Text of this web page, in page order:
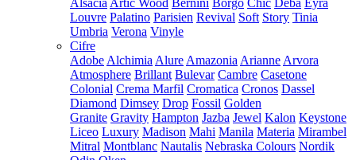
Alsacia Artic Wood Bernini Borgo Chic Deba Eyra
Louvre Palatino Parisien Revival Soft Story Tinia
Umbria Verona Vinyle
Cifre
Adobe Alchimia Alure Amazonia Arianne Arvora
Atmosphere Brillant Bulevar Cambre Casetone
Colonial Crema Marfil Cromatica Cronos Dassel
Diamond Dimsey Drop Fossil Golden
Granite Gravity Hampton Jazba Jewel Kalon Keystone
Liceo Luxury Madison Mahi Manila Materia Mirambel
Mitral Montblanc Nautalis Nebraska Colours Nordik